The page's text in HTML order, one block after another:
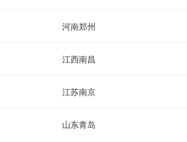
河南郑州
江西南昌
江苏南京
山东青岛